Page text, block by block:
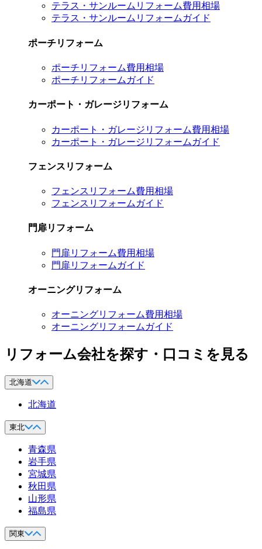
テラス・サンルームリフォーム費用相場
テラス・サンルームリフォームガイド
ポーチリフォーム
ポーチリフォーム費用相場
ポーチリフォームガイド
カーポート・ガレージリフォーム
カーポート・ガレージリフォーム費用相場
カーポート・ガレージリフォームガイド
フェンスリフォーム
フェンスリフォーム費用相場
フェンスリフォームガイド
門扉リフォーム
門扉リフォーム費用相場
門扉リフォームガイド
オーニングリフォーム
オーニングリフォーム費用相場
オーニングリフォームガイド
リフォーム会社を探す・口コミを見る
北海道
北海道
東北
青森県
岩手県
宮城県
秋田県
山形県
福島県
関東